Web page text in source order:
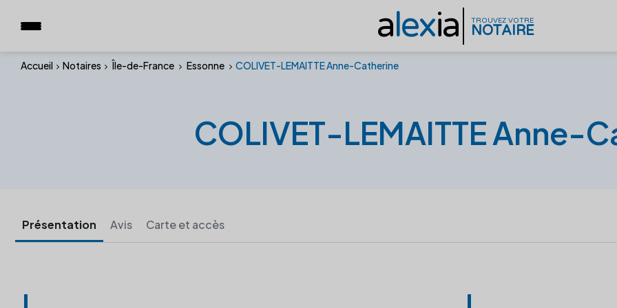
alexia TROUVEZ VOTRE
NOTAIRE
Accueil Notaires Île-de-France Essonne COLIVET-LEMAITTE Anne-Catherine
COLIVET-LEMAITTE Anne-
Présentation Avis Carte et accès